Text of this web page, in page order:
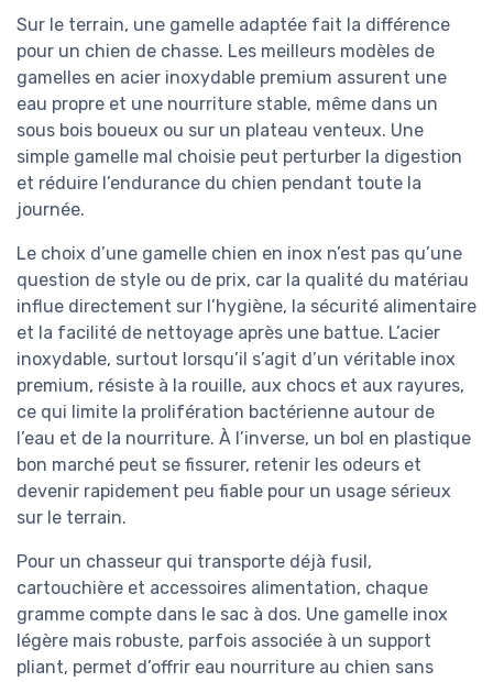
Sur le terrain, une gamelle adaptée fait la différence
pour un chien de chasse. Les meilleurs modèles de
gamelles en acier inoxydable premium assurent une
eau propre et une nourriture stable, même dans un
sous bois boueux ou sur un plateau venteux. Une
simple gamelle mal choisie peut perturber la digestion
et réduire l’endurance du chien pendant toute la
journée.
Le choix d’une gamelle chien en inox n’est pas qu’une
question de style ou de prix, car la qualité du matériau
influe directement sur l’hygiène, la sécurité alimentaire
et la facilité de nettoyage après une battue. L’acier
inoxydable, surtout lorsqu’il s’agit d’un véritable inox
premium, résiste à la rouille, aux chocs et aux rayures,
ce qui limite la prolifération bactérienne autour de
l’eau et de la nourriture. À l’inverse, un bol en plastique
bon marché peut se fissurer, retenir les odeurs et
devenir rapidement peu fiable pour un usage sérieux
sur le terrain.
Pour un chasseur qui transporte déjà fusil,
cartouchière et accessoires alimentation, chaque
gramme compte dans le sac à dos. Une gamelle inox
légère mais robuste, parfois associée à un support
pliant, permet d’offrir eau nourriture au chien sans